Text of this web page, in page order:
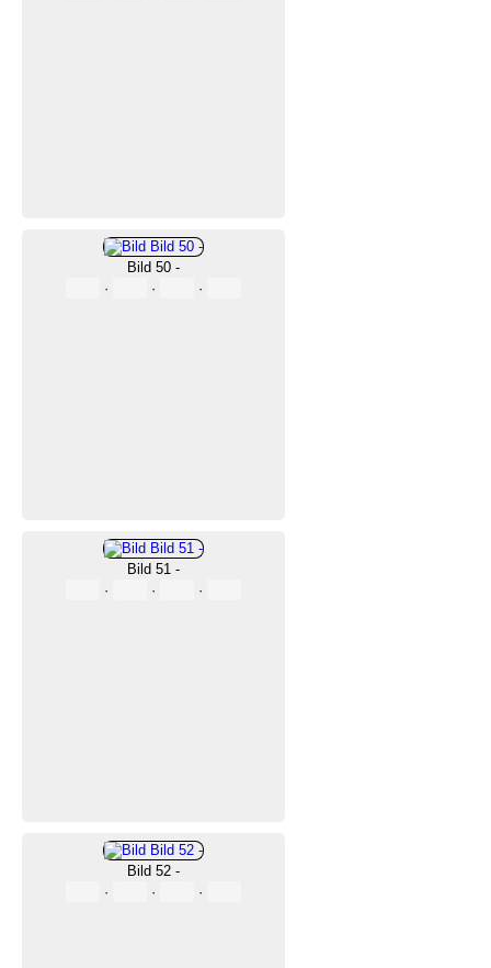
Bild 50 -
·
· ·
Bild 51 -
·
· ·
Bild 52 -
·
· ·